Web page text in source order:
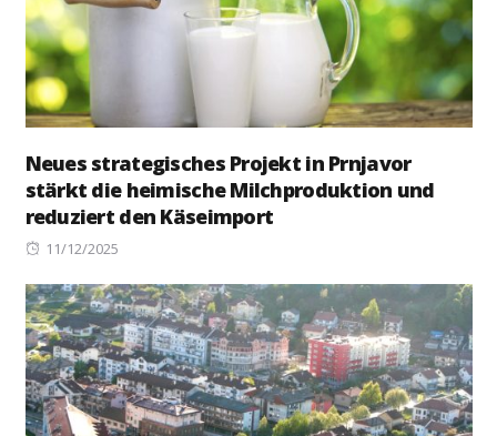
Neues strategisches Projekt in Prnjavor
stärkt die heimische Milchproduktion und
reduziert den Käseimport
Posted
11/12/2025